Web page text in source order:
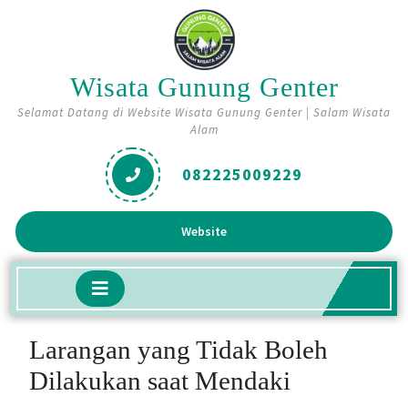
Wisata Gunung Genter
Selamat Datang di Website Wisata Gunung Genter | Salam Wisata
Alam
082225009229
WebsiteGet
A
Quote
Open
Button
Larangan yang Tidak Boleh
Dilakukan saat Mendaki